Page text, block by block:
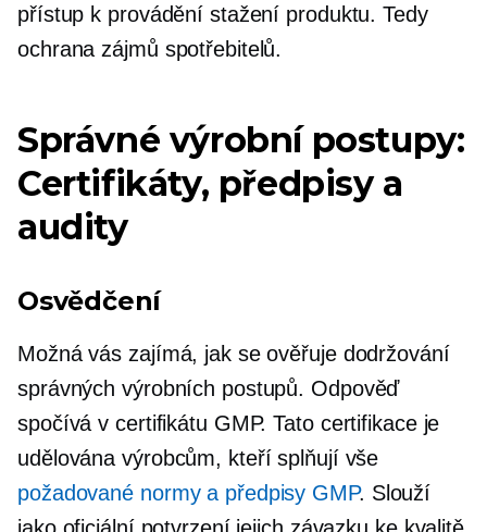
přístup k provádění stažení produktu. Tedy
ochrana zájmů spotřebitelů.
Správné výrobní postupy:
Certifikáty, předpisy a
audity
Osvědčení
Možná vás zajímá, jak se ověřuje dodržování
správných výrobních postupů. Odpověď
spočívá v certifikátu GMP. Tato certifikace je
udělována výrobcům, kteří splňují vše
požadované normy a předpisy GMP. Slouží